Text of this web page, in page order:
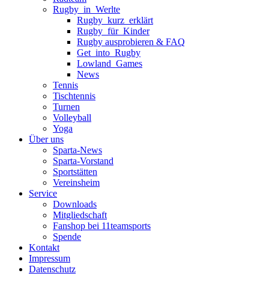
Rugby_in_Werlte
Rugby_kurz_erklärt
Rugby_für_Kinder
Rugby ausprobieren & FAQ
Get_into_Rugby
Lowland_Games
News
Tennis
Tischtennis
Turnen
Volleyball
Yoga
Über uns
Sparta-News
Sparta-Vorstand
Sportstätten
Vereinsheim
Service
Downloads
Mitgliedschaft
Fanshop bei 11teamsports
Spende
Kontakt
Impressum
Datenschutz